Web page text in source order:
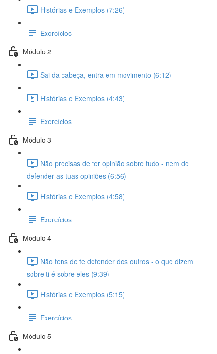
Histórias e Exemplos (7:26)
Exercícios
Módulo 2
Sai da cabeça, entra em movimento (6:12)
Histórias e Exemplos (4:43)
Exercícios
Módulo 3
Não precisas de ter opinião sobre tudo - nem de
defender as tuas opiniões (6:56)
Histórias e Exemplos (4:58)
Exercícios
Módulo 4
Não tens de te defender dos outros - o que dizem
sobre ti é sobre eles (9:39)
Histórias e Exemplos (5:15)
Exercícios
Módulo 5